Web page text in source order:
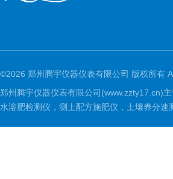
©2026 郑州腾宇仪器仪表有限公司 版权所有
郑州腾宇仪器仪表有限公司(www.zzty17.cn)
水溶肥检测仪，测土配方施肥仪，土壤养分速